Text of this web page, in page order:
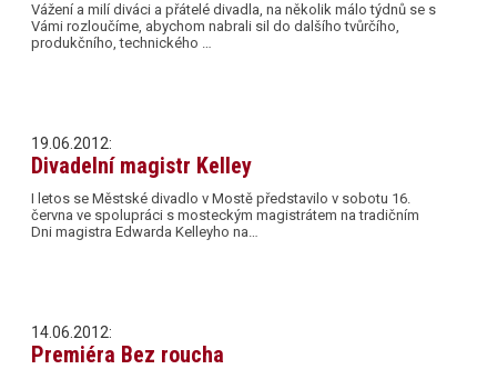
Vážení a milí diváci a přátelé divadla, na několik málo týdnů se s
Vámi rozloučíme, abychom nabrali sil do dalšího tvůrčího,
produkčního, technického …
19.06.2012:
Divadelní magistr Kelley
I letos se Městské divadlo v Mostě představilo v sobotu 16.
června ve spolupráci s mosteckým magistrátem na tradičním
Dni magistra Edwarda Kelleyho na…
14.06.2012:
Premiéra Bez roucha